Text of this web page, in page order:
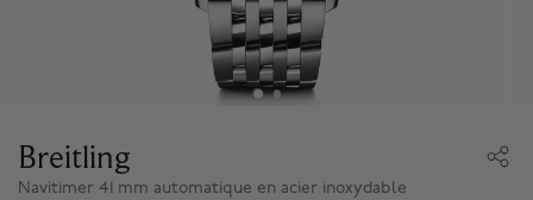
Breitling
Navitimer 41 mm automatique en acier inoxydable